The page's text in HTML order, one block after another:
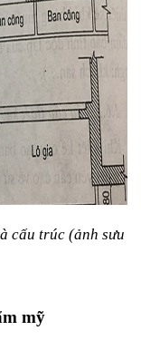
cấu trúc (ảnh sưu
mỹ